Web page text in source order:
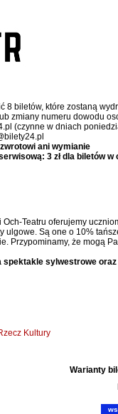
8 biletów, które zostaną
zmiany numeru dowodu
(czynne w dniach
ani wymianie
3 zł dla biletów w
Teatru oferujemy
ulgowe. Są one o 10%
Przypominamy, że mogą
spektakle sylwestrowe
Kultury
Warianty